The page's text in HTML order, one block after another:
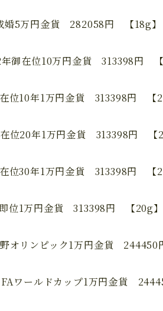
婚5万円金貨 282058円 【18g】
年御在位10万円金貨 313398円 【
位10年1万円金貨 313398円 【
位20年1万円金貨 313398円 【
位30年1万円金貨 313398円 【
位1万円金貨 313398円 【20g】
オリンピック1万円金貨 244450
ワールドカップ1万円金貨